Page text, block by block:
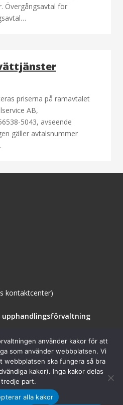
Övergångsavtal för
priserna på ramavtalet
AB,
5043, avseende
gäller avtalsnummer
kontaktcenter)
upphandlingsförvaltning(öppnas
nytt
fönster)
använder kakor för att
som använder webbplatsen. Vi
webbplatsen ska fungera så bra
kakor). Inga kakor delas
tredje part.
alla kakor